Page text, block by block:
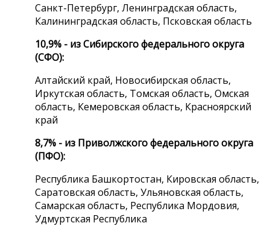
Санкт-Петербург, Ленинградская область,
Калининградская область, Псковская область
10,9% - из Сибирского федерального округа
(СФО):
Алтайский край, Новосибирская область,
Иркутская область, Томская область, Омская
область, Кемеровская область, Красноярский
край
8,7% - из Приволжского федерального округа
(ПФО):
Республика Башкортостан, Кировская область,
Саратовская область, Ульяновская область,
Самарская область, Республика Мордовия,
Удмуртская Республика